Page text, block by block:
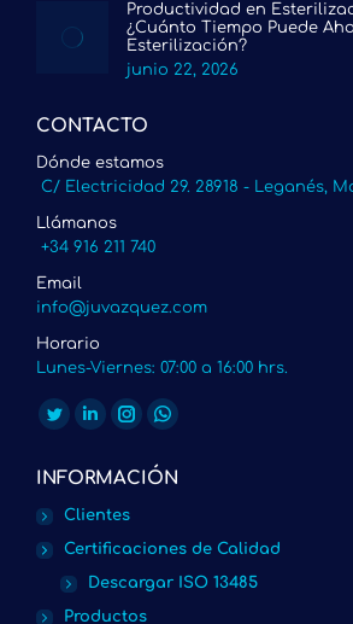
Productividad en
¿Cuánto Tiempo Puede
Esterilización?
junio 22, 2026
CONTACTO
Dónde estamos
C/ Electricidad 29. 28918 - Leganés,
Llámanos
+34 916 211 740
Email
info@juvazquez.com
Horario
Lunes-Viernes: 07:00 a 16:00 hrs.
Encuéntranos en:
Twitter
opens
in
new
window
Linkedin
opens
in
new
window
Instagram
opens
in
new
window
Whatsapp
new
window
INFORMACIÓN
Clientes
Certificaciones de Calidad
Descargar ISO 13485
Productos